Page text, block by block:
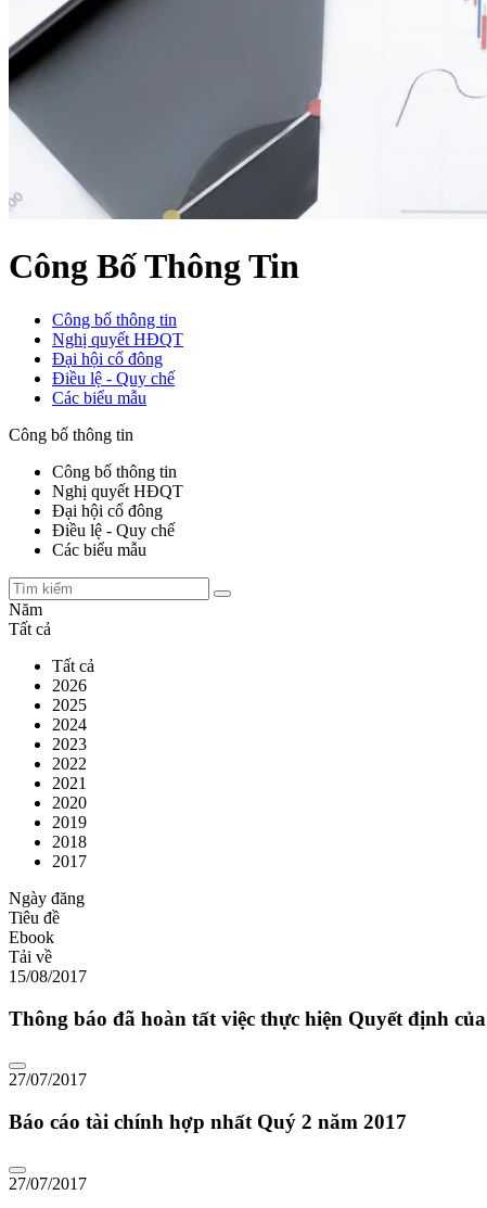
Công Bố Thông Tin
Công bố thông tin
Nghị quyết HĐQT
Đại hội cổ đông
Điều lệ - Quy chế
Các biểu mẫu
Công bố thông tin
Công bố thông tin
Nghị quyết HĐQT
Đại hội cổ đông
Điều lệ - Quy chế
Các biểu mẫu
Năm
Tất cả
Tất cả
2026
2025
2024
2023
2022
2021
2020
2019
2018
2017
Ngày đăng
Tiêu đề
Ebook
Tải về
15/08/2017
Thông báo đã hoàn tất việc thực hiện Quyết định
27/07/2017
Báo cáo tài chính hợp nhất Quý 2 năm 2017
27/07/2017